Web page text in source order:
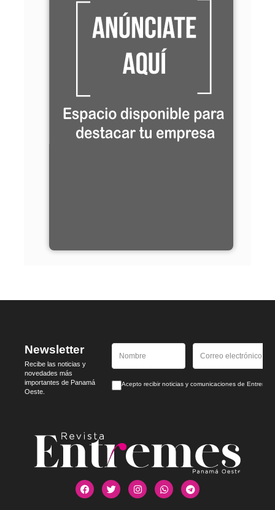
Newsletter
Recibe las noticias y
novedades más
importantes de Panamá
Oeste.
Acepto recibir noticias y comunicaciones de